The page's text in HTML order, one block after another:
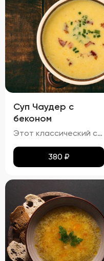
Суп Чаудер с
беконом
Этот классический суп характеризуется гармонией насыщенных вкусов и разнообразия текстур. Бульон обладает плотной кремообразной структурой благодаря использованию сливочного масла, что усиливает мясной аромат. В нём гармонично сочетаются мягкие кусочки говядины, овощи, такие как морковь и лук, и макароны, сохраняющие свою текстуру мягкой и эластичной, но не превращаясь в кашу. Поверхность украшена каплями зелёного масла и мелкой петрушкой, добавляющей супу яркие зелёные акценты и свежие травяные ноты.
380 ₽